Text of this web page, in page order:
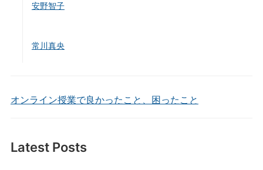
安野智子
常川真央
オンライン授業で良かったこと、困ったこと
Latest Posts